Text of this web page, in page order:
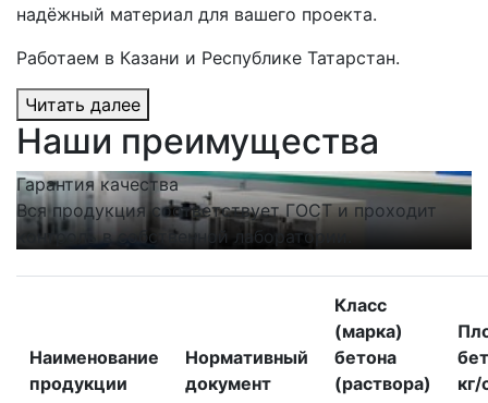
надёжный материал для вашего проекта.
Работаем в Казани и Республике Татарстан.
Читать далее
Наши преимущества
Гарантия качества
Вся продукция соответствует ГОСТ и проходит
контроль в собственной лаборатории.
Наименование
продукции
Нормативный
документ
Класс
(марка)
бетона
(раствора)
кг/